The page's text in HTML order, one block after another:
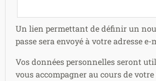
Un lien permettant de définir un
passe sera envoyé à votre adresse e-
Vos données personnelles seront
vous accompagner au cours de